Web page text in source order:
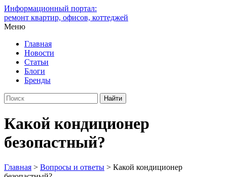
Информационный портал:
ремонт квартир, офисов, коттеджей
Меню
Главная
Новости
Статьи
Блоги
Бренды
Какой кондиционер
безопастный?
Главная > Вопросы и ответы > Какой кондиционер